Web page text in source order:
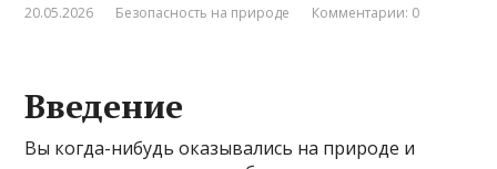
20.05.2026 Безопасность на природе Комментарии: 0
Введение
Вы когда-нибудь оказывались на природе и